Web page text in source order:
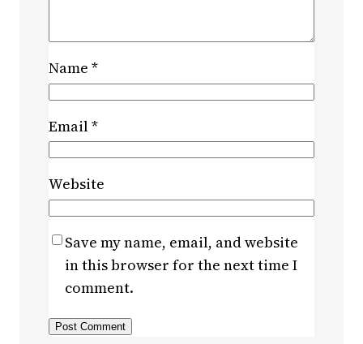
Name *
Email*
Website
Save my name, email, and website
in this browser for the next time I
comment.